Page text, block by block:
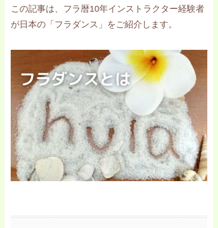
この記事は、フラ暦10年インストラクター経験者
が日本の「フラダンス」をご紹介します。